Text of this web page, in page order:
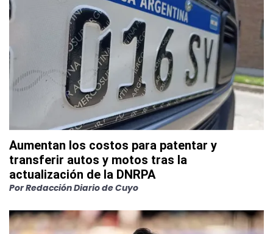
Aumentan los costos para patentar y
transferir autos y motos tras la
actualización de la DNRPA
PorRedacción Diario de Cuyo